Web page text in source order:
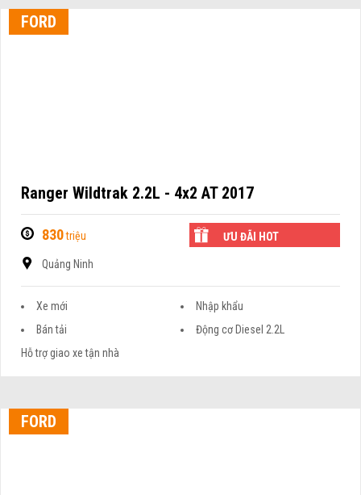
FORD
Ranger Wildtrak 2.2L - 4x2 AT 2017
830triệu ƯU ĐÃI HOT
Quảng Ninh
Xe mới
Nhập khẩu
Bán tải
Động cơ Diesel 2.2L
Hỗ trợ giao xe tận nhà
FORD